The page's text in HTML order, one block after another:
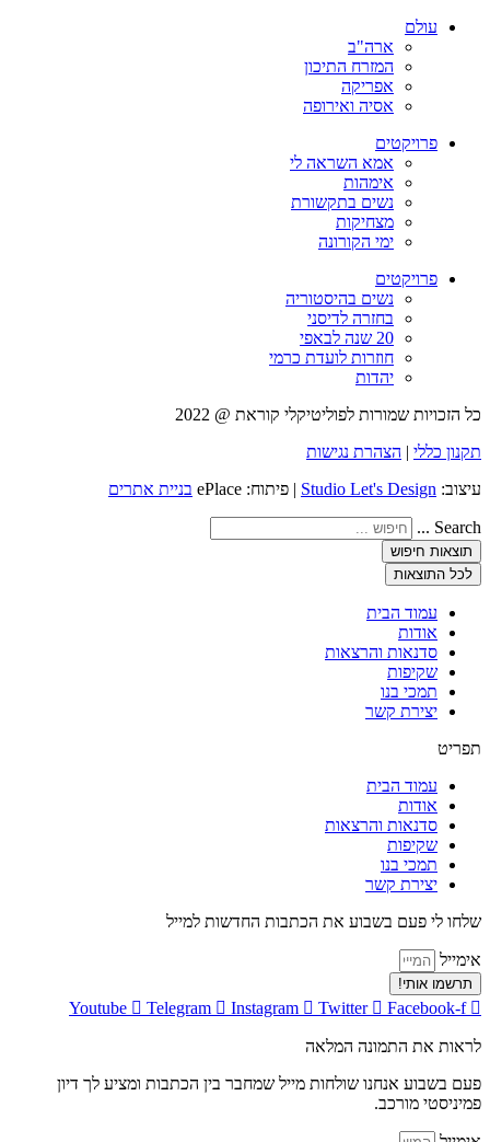
עולם
ארה"ב
המזרח התיכון
אפריקה
אסיה ואירופה
פרויקטים
אמא השראה לי
אימהות
נשים בתקשורת
מצחיקות
ימי הקורונה
פרויקטים
נשים בהיסטוריה
בחזרה לדיסני
20 שנה לבאפי
חוזרות לועדת כרמי
יהדות
כל הזכויות שמורות לפוליטיקלי קוראת @ 2022
תקנון כללי | הצהרת נגישות
עיצוב: Studio Let's Design | פיתוח: ePlace בניית אתרים
Search ...
תוצאות חיפוש
לכל התוצאות
עמוד הבית
אודות
סדנאות והרצאות
שקיפות
תמכי בנו
יצירת קשר
תפריט
עמוד הבית
אודות
סדנאות והרצאות
שקיפות
תמכי בנו
יצירת קשר
שלחו לי פעם בשבוע את הכתבות החדשות למייל
אימייל
תרשמו אותי!
Youtube Telegram Instagram Twitter Facebook-f
לראות את התמונה המלאה
פעם בשבוע אנחנו שולחות מייל שמחבר בין הכתבות ומציע לך דיון
פמיניסטי מורכב.